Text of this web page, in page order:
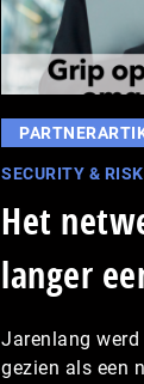
SECURITY & RISK
Het
langer
Jarenlang
gezien als een